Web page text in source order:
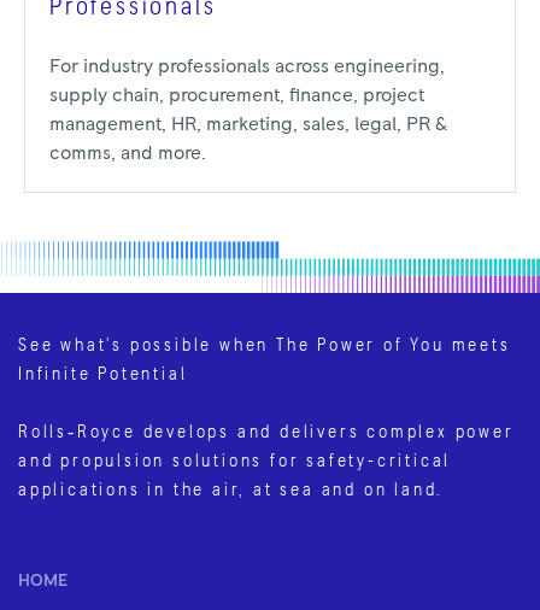
Professionals
For industry professionals across engineering,
supply chain, procurement, finance, project
management, HR, marketing, sales, legal, PR &
comms, and more.
See what’s possible when The Power of You meets
Infinite Potential
Rolls‑Royce develops and delivers complex power
and propulsion solutions for safety-critical
applications in the air, at sea and on land.
HOME